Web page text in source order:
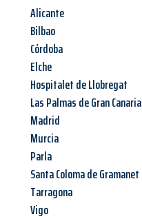
Alicante
Bilbao
Córdoba
Elche
Hospitalet de Llobregat
Las Palmas de Gran Canaria
Madrid
Murcia
Parla
Santa Coloma de Gramanet
Tarragona
Vigo